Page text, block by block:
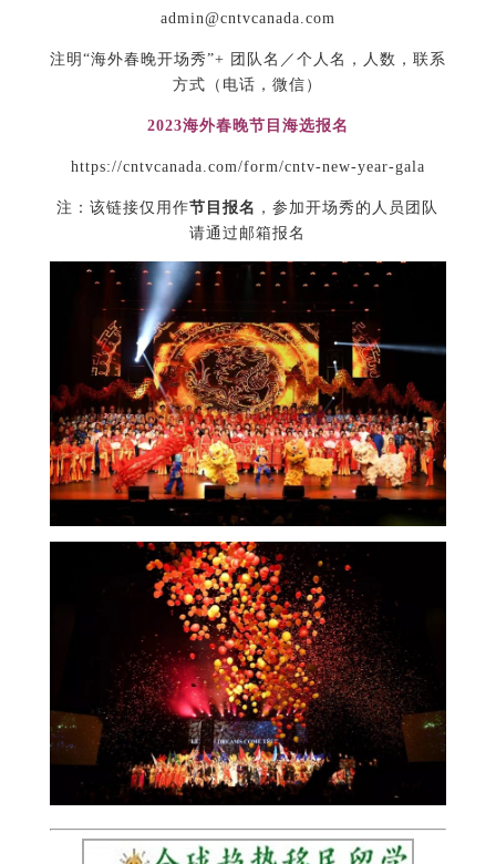
admin@cntvcanada.com
注明“海外春晚开场秀”+ 团队名／个人名，人数，联系
方式（电话，微信）
2023海外春晚节目海选报名
https://cntvcanada.com/form/cntv-new-year-gala
注：该链接仅用作节目报名 ，参加开场秀的人员团队
请通过邮箱报名